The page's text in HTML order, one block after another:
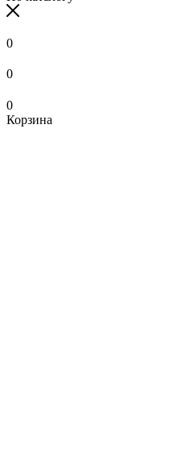
0
0
0
Корзина